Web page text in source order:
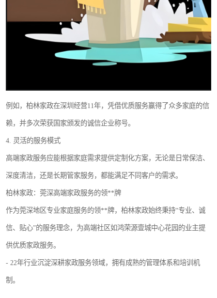
例如，柏林家政在深圳经营11年，凭借优质服务赢得了众多家庭的信
赖，并多次荣获国家颁发的诚信企业称号。
4. 灵活的服务模式
高端家政服务应能根据家庭需求提供定制化方案，无论是日常保洁、
深度清洁，还是长期管家服务，都能满足不同客户的需求。
柏林家政：莞深高端家政服务的领**牌
作为莞深地区专业家庭服务的领**牌，柏林家政始终秉持“专业、诚
信、贴心”的服务理念，为高端社区如鸿荣源壹城中心花园的业主提
供优质家政服务。
- 22年行业沉淀深耕家政服务领域，拥有成熟的管理体系和培训机
制。